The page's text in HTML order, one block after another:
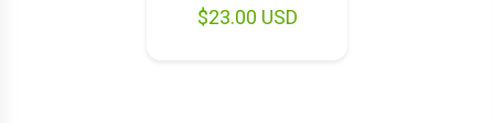
$23.00 USD